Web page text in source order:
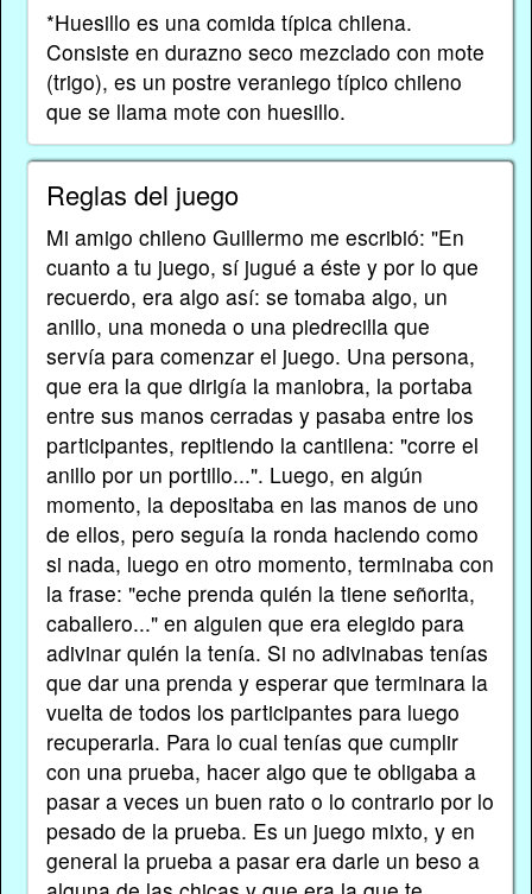
*Huesillo es una comida típica chilena.
Consiste en durazno seco mezclado con mote
(trigo), es un postre veraniego típico chileno
que se llama mote con huesillo.
Reglas del juego
Mi amigo chileno Guillermo me escribió: "En
cuanto a tu juego, sí jugué a éste y por lo que
recuerdo, era algo así: se tomaba algo, un
anillo, una moneda o una piedrecilla que
servía para comenzar el juego. Una persona,
que era la que dirigía la maniobra, la portaba
entre sus manos cerradas y pasaba entre los
participantes, repitiendo la cantilena: "corre el
anillo por un portillo...". Luego, en algún
momento, la depositaba en las manos de uno
de ellos, pero seguía la ronda haciendo como
si nada, luego en otro momento, terminaba con
la frase: "eche prenda quién la tiene señorita,
caballero..." en alguien que era elegido para
adivinar quién la tenía. Si no adivinabas tenías
que dar una prenda y esperar que terminara la
vuelta de todos los participantes para luego
recuperarla. Para lo cual tenías que cumplir
con una prueba, hacer algo que te obligaba a
pasar a veces un buen rato o lo contrario por lo
pesado de la prueba. Es un juego mixto, y en
general la prueba a pasar era darle un beso a